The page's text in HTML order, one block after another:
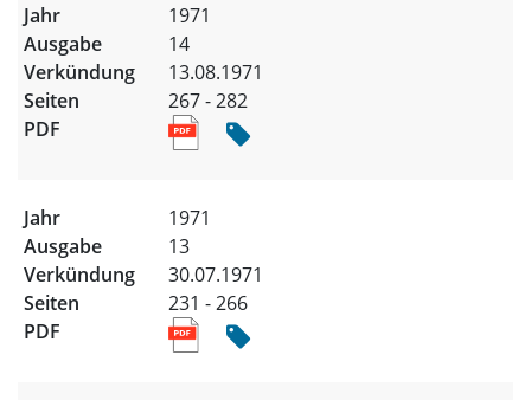
1971
14
13.08.1971
267 - 282
1971
13
30.07.1971
231 - 266